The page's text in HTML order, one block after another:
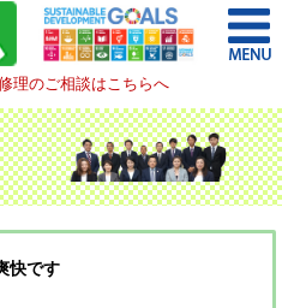
理のご相談はこちらへ
快です